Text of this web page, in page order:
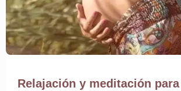
Relajación y meditación